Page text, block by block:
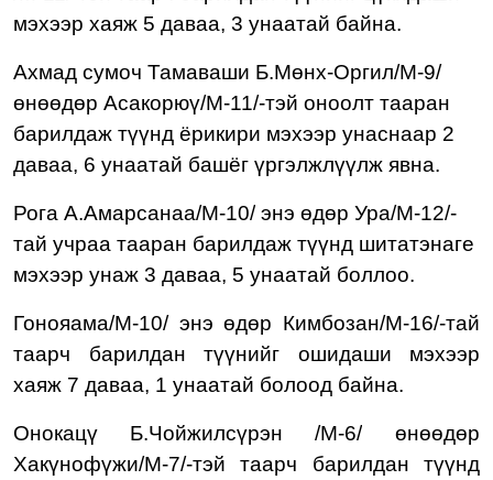
мэхээр хаяж 5 даваа, 3 унаатай байна.
Ахмад сумоч Тамаваши Б.Мөнх-Оргил/М-9/
өнөөдөр Асакорюү/М-11/-тэй оноолт тааран
барилдаж түүнд ёрикири мэхээр унаснаар 2
даваа, 6 унаатай башёг үргэлжлүүлж явна.
Рога А.Амарсанаа/М-10/ энэ өдөр Ура/М-12/-
тай учраа тааран барилдаж түүнд шитатэнаге
мэхээр унаж 3 даваа, 5 унаатай боллоо.
Гонояама/М-10/ энэ өдөр Кимбозан/М-16/-тай
таарч барилдан түүнийг ошидаши мэхээр
хаяж 7 даваа, 1 унаатай болоод байна.
Онокацү Б.Чойжилсүрэн /М-6/ өнөөдөр
Хакүнофүжи/М-7/-тэйтаарч барилдан түүнд